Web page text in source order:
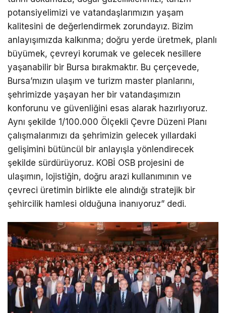
potansiyelimizi ve vatandaşlarımızın yaşam
kalitesini de değerlendirmek zorundayız. Bizim
anlayışımızda kalkınma; doğru yerde üretmek, planlı
büyümek, çevreyi korumak ve gelecek nesillere
yaşanabilir bir Bursa bırakmaktır. Bu çerçevede,
Bursa’mızın ulaşım ve turizm master planlarını,
şehrimizde yaşayan her bir vatandaşımızın
konforunu ve güvenliğini esas alarak hazırlıyoruz.
Aynı şekilde 1/100.000 Ölçekli Çevre Düzeni Planı
çalışmalarımızı da şehrimizin gelecek yıllardaki
gelişimini bütüncül bir anlayışla yönlendirecek
şekilde sürdürüyoruz. KOBİ OSB projesini de
ulaşımın, lojistiğin, doğru arazi kullanımının ve
çevreci üretimin birlikte ele alındığı stratejik bir
şehircilik hamlesi olduğuna inanıyoruz” dedi.